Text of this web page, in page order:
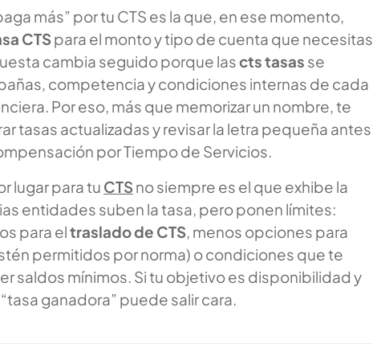
más” por tu CTS es la que, en ese momento,
CTSpara el monto y tipo de cuenta que necesitas.
cambia seguido porque lascts tasas se
competencia y condiciones internas de cada
Por eso, más que memorizar un nombre, te
tasas actualizadas y revisar la letra pequeña antes
por Tiempo de Servicios.
lugar para tu CTS no siempre es el que exhibe la
entidades suben la tasa, pero ponen límites:
para eltraslado de CTS , menos opciones para
permitidos por norma) o condiciones que te
saldos mínimos. Si tu objetivo es disponibilidad y
ganadora” puede salir cara.